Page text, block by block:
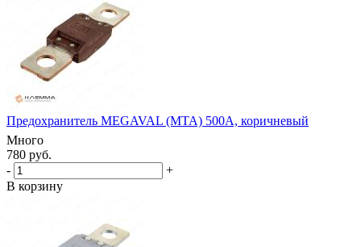
Предохранитель MEGAVAL (MTA) 500А, коричневый
Много
780 руб.
-
+
В корзину